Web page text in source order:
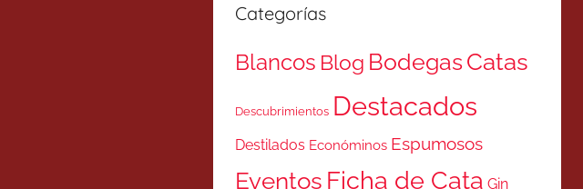
Categorías
Blancos Blog BodegasCatas
Descubrimientos Destacados
Destilados Económinos Espumosos
Eventos Ficha de Cata Gin